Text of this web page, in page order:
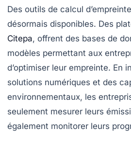
Des outils de calcul
désormais disponibles. Des
Citepa, offrent des bases de
modèles permettant aux
d’optimiser leur empreinte. En
solutions numériques et des
environnementaux, les
seulement mesurer leurs
également monitorer leurs